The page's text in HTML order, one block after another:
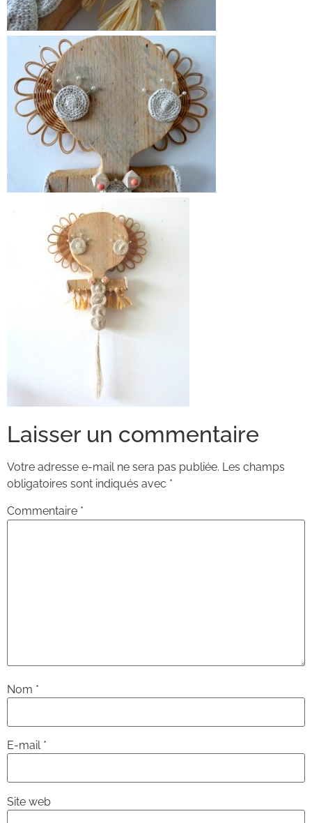
Laisser un commentaire
Votre adresse e-mail ne sera pas publiée. Les champs
obligatoires sont indiqués avec *
Commentaire *
Nom *
E-mail *
Site web